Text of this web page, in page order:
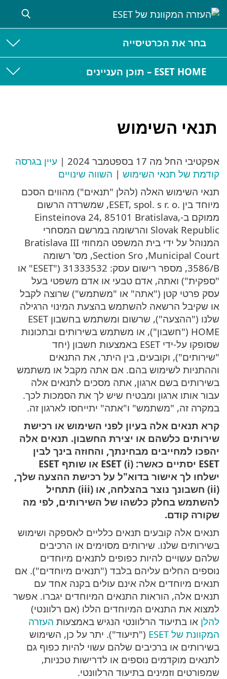
בחר את הכרטיסייה
ESET HOME – תוכן העניינים
תנאי השימוש
אפקטיבי החל מה 17 בספטמבר 2024 | עיין בגרסה
קודמת של תנאי השימוש | השווה שינויים
תנאי השימוש האלה (להלן "תנאים") מהווים הסכם
מיוחד בין ESET, spol. s r. o.‎, שמשרדה הרשום
ממוקם ב-Einsteinova 24, 85101 Bratislava,
Slovak Republic והרשומה במרשם המסחרי
המנוהל על ידי בית המשפט המחוזי Bratislava III
Municipal Court‏, Section Sro‏, מס' רשומה
‎3586/B, מספר רישום עסק: 31333532 ("ESET" או
"ספקית") ואתה, אדם טבעי או אדם משפטי בעל
עסק פרטי קטן ("אתה" או "משתמש") שרוצה לקבל
או שקיבל הרשאה להשתמש בהצעת המינוי הרגילה
שלנו ("ההצעה"), שרשום ומשתמש בחשבון ESET
HOME ("חשבון"), או משתמש בשירותים ובתכונות
שסופקו על-ידי ESET באמצעות חשבון (יחד
"שירותים"), וקובעים, בין היתר, את התנאים
וההתניות לשימוש בהם. אם אתה מקבל או משתמש
בשירותים בשם ארגון, אתה מסכים לתנאים אלה
עבור אותו ארגון ומבטיח שיש לך את הסמכות לכך.
במקרה זה, "משתמש" ו"אתה" יתייחסו לארגון זה.
קרא תנאים אלה בעיון לפני השימוש או רכישת
שירותים כלשהם או יצירת החשבון. תנאים אלה
יהפכו למחייבים מבחינתך, והחוזה בינך לבין
ESET יסתיים כאשר: (i)‏ ESET או שותף ESET
ישלחו לך אישור בדוא"ל על רכישת ההצעה שלך,
(ii) חשבונך נוצר בהצלחה, או (iii) תתחיל
להשתמש בחלק כלשהו של השירותים, לפי מה
שקורה קודם.
תנאים אלה קובעים תנאים כלליים לאספקה ושימוש
בשירותים שלנו. שירותים מסוימים או הרכיבים
שלהם עשויים להיות כפופים לתנאים מיוחדים
נוספים החלים עליהם בלבד ("תנאים מיוחדים"). אם
תנאים מיוחדים אלה אינם עולים בקנה אחד עם
תנאים אלה, הוראות התנאים המיוחדים יגברו. אפשר
למצוא את התנאים המיוחדים הללו (אם רלוונטי)
להלן או בתיעוד הרלוונטי הנגיש באמצעות העזרה
המקוונת של ESET
("תיעוד"). יתר על כן, השימוש
בשירותים או ברכיבים שלהם עשוי להיות כפוף גם
לתנאים מוקדמים נוספים או לדרישות טכניות,
שמפורטים וזמינים בתיעוד הרלוונטי.